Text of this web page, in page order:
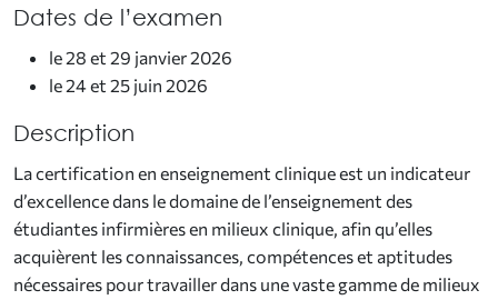
Dates de l’examen
le 28 et 29 janvier 2026
le 24 et 25 juin 2026
Description
La certification en enseignement clinique est un indicateur
d’excellence dans le domaine de l’enseignement des
étudiantes infirmières en milieux clinique, afin qu’elles
acquièrent les connaissances, compétences et aptitudes
nécessaires pour travailler dans une vaste gamme de milieux